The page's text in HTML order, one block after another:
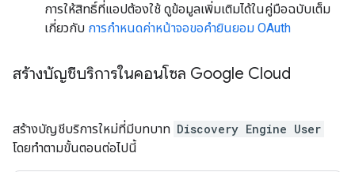
การให้สิทธิ์ที่แอปต้องใช้ ดูข้อมูลเพิ่มเติมได้ในคู่มือฉบับเต็ม
เกี่ยวกับ การกำหนดค่าหน้าจอขอคำยินยอม OAuth
สร้างบัญชีบริการในคอนโซล Google Cloud
สร้างบัญชีบริการใหม่ที่มีบทบาท Discovery Engine User
โดยทำตามขั้นตอนต่อไปนี้